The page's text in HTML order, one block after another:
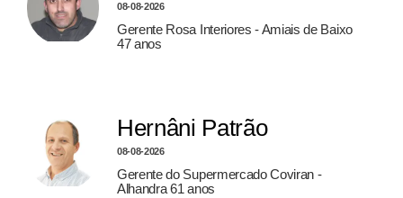
08-08-2026
Gerente Rosa Interiores - Amiais de Baixo
47 anos
Hernâni Patrão
08-08-2026
Gerente do Supermercado Coviran -
Alhandra 61 anos